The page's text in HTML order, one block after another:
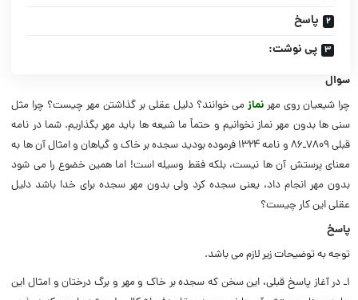
پاسخ
پی نوشت:
سوال
چرا شیعیان روی مهرنمازمی خوانند؟ دلیل عقلی بر گذاشتن مهر چیست؟ چرا مثل
سنی ها بدون مهر نماز نخوانیم و حتماً ما شیعه ها باید مهر بگذاریم. شما در نامه
قبلی 7809ـ86 و نامه 1324 فرموده بودید سجده بر خاک و گیاهان و امثال آن ها به
معنای پرستش آن ها نیست، بلکه فقط وسیله است! اما همین خضوع را می شود
بدون مهر انجام داد، یعنی سجده کرد ولی بدون مهر سجده برای خدا باشد دلیل
عقلی این کار چیست؟
پاسخ
توجه به توضیحات زیر لازم می باشد.
1ـ در آغاز پاسخ قبلی، این سخن که سجده بر خاک و مهر و برگ درختان و امثال این